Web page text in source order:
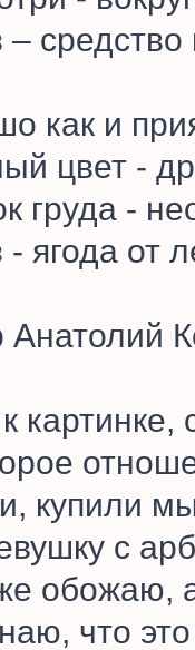
– средство
как и
цвет -
груда -
- ягода от
Анатолий
купили
с
обожаю,
что